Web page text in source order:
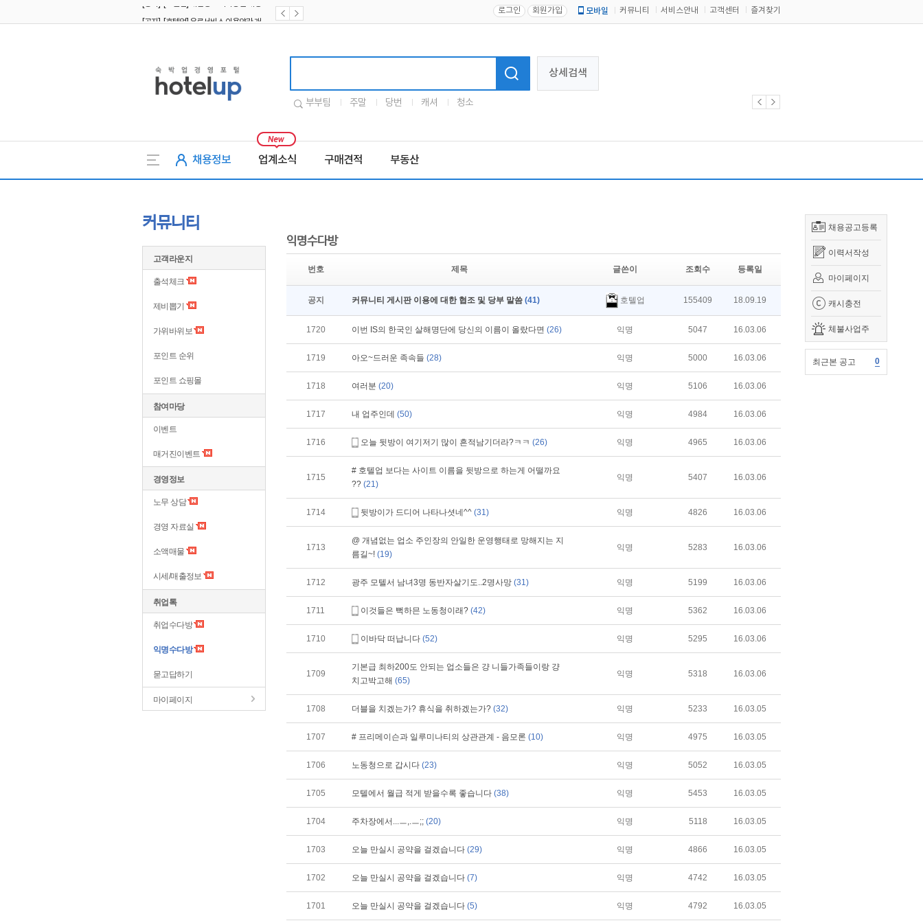
로그인 회원가입 모바일 커뮤니티 서비스안내 고객센터 즐겨찾기
상세검색
부부팀 주말 당번 캐셔 청소
채용정보 업계소식 구매견적 부동산
채용공고등록
이력서작성
마이페이지
캐시충전
체불사업주
최근본 공고 0
커뮤니티
고객라운지
출석체크
제비뽑기
가위바위보
포인트 순위
포인트 쇼핑몰
참여마당
이벤트
매거진이벤트
경영정보
노무 상담
경영 자료실
소액매물
시세/매출정보
취업톡
취업수다방
익명수다방
묻고답하기
마이페이지
익명수다방
번호 제목 글쓴이 조회수 등록일
공지 커뮤니티 게시판 이용에 대한 협조 및 당부 말씀 (41) 호텔업 155409 18.09.19
1720 이번 IS의 한국인 살해명단에 당신의 이름이 올랐다면 (26) 익명 5047 16.03.06
1719 아오~드러운 족속들 (28) 익명 5000 16.03.06
1718 여러분 (20) 익명 5106 16.03.06
1717 내 업주인데 (50) 익명 4984 16.03.06
1716 오늘 뒷방이 여기저기 많이 흔적남기더라?ㅋㅋ (26) 익명 4965 16.03.06
1715
# 호텔업 보다는 사이트 이름을 뒷방으로 하는게 어떨까요
?? (21)
익명 5407 16.03.06
1714 뒷방이가 드디어 나타나셧네^^ (31) 익명 4826 16.03.06
1713
@ 개념없는 업소 주인장의 안일한 운영행태로 망해지는 지
름길~! (19)
익명 5283 16.03.06
1712 광주 모텔서 남녀3명 동반자살기도..2명사망 (31) 익명 5199 16.03.06
1711 이것들은 뻑하믄 노동청이래? (42) 익명 5362 16.03.06
1710 이바닥 떠납니다 (52) 익명 5295 16.03.06
1709
기본급 최하200도 안되는 업소들은 걍 니들가족들이랑 걍
치고박고해 (65)
익명 5318 16.03.06
1708 더블을 치겠는가? 휴식을 취하겠는가? (32) 익명 5233 16.03.05
1707 # 프리메이슨과 일루미나티의 상관관계 - 음모론 (10) 익명 4975 16.03.05
1706 노동청으로 갑시다 (23) 익명 5052 16.03.05
1705 모텔에서 월급 적게 받을수록 좋습니다 (38) 익명 5453 16.03.05
1704 주차장에서...ㅡ,.ㅡ;; (20) 익명 5118 16.03.05
1703 오늘 만실시 공약을 걸겠습니다 (29) 익명 4866 16.03.05
1702 오늘 만실시 공약을 걸겠습니다 (7) 익명 4742 16.03.05
1701 오늘 만실시 공약을 걸겠습니다 (5) 익명 4792 16.03.05